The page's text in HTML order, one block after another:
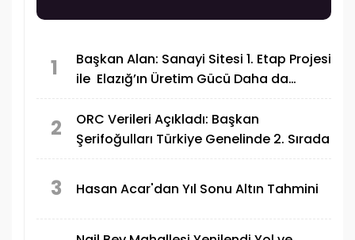
1
Başkan Alan: Sanayi Sitesi 1. Etap Projesi
ile Elazığ’ın Üretim Gücü Daha da
2
ORC Verileri Açıkladı: Başkan
Şerifoğulları Türkiye Genelinde 2. Sırada
3 Hasan Acar'dan Yıl Sonu Altın Tahmini